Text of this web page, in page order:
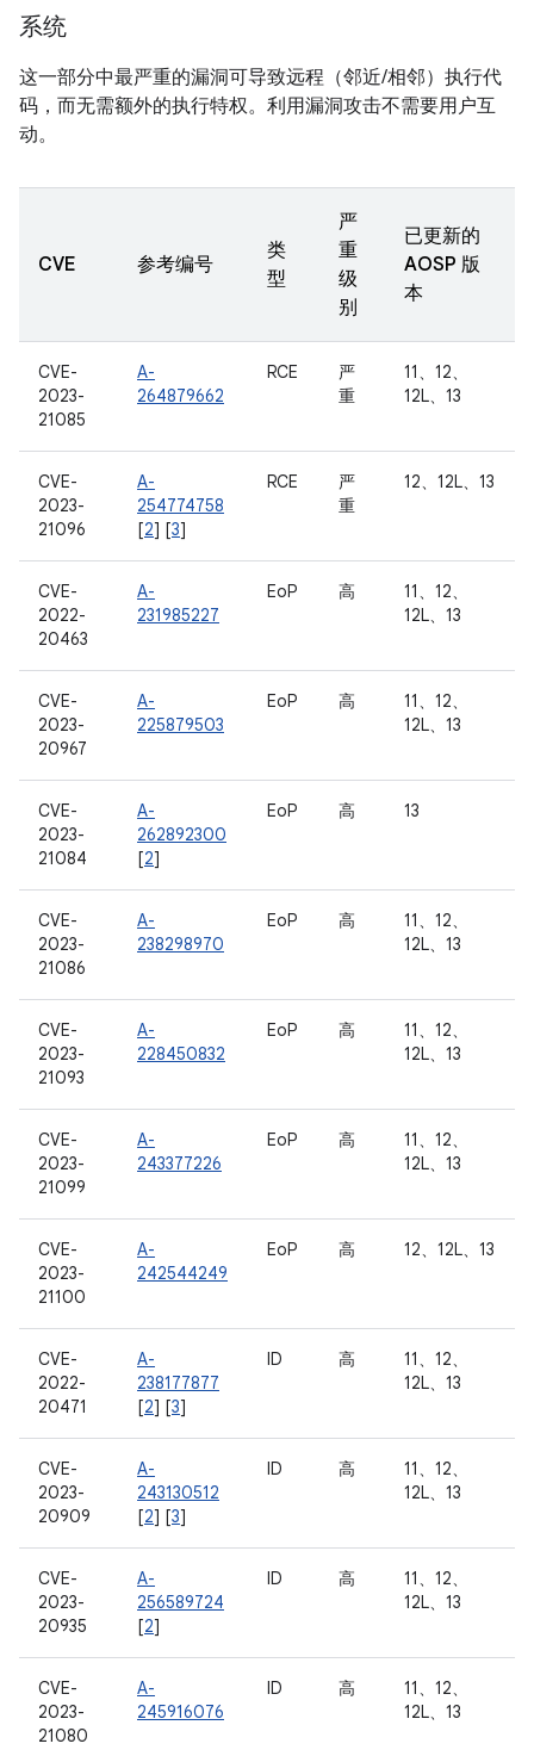
系统
这一部分中最严重的漏洞可导致远程（邻近/相邻）执行代
码，而无需额外的执行特权。利用漏洞攻击不需要用户互
动。
CVE 参考编号
类
型
严
重
级
别
已更新的
AOSP 版
本
CVE-
2023-
21085
A-
264879662
RCE
严
重
11、12、
12L、13
CVE-
2023-
21096
A-
254774758
[2] [3]
RCE
严
重
12、12L、13
CVE-
2022-
20463
A-
231985227
EoP 高
11、12、
12L、13
CVE-
2023-
20967
A-
225879503
EoP 高
11、12、
12L、13
CVE-
2023-
21084
A-
262892300
[2]
EoP 高 13
CVE-
2023-
21086
A-
238298970
EoP 高
11、12、
12L、13
CVE-
2023-
21093
A-
228450832
EoP 高
11、12、
12L、13
CVE-
2023-
21099
A-
243377226
EoP 高
11、12、
12L、13
CVE-
2023-
21100
A-
242544249
EoP 高 12、12L、13
CVE-
2022-
20471
A-
238177877
[2] [3]
ID 高
11、12、
12L、13
CVE-
2023-
20909
A-
243130512
[2] [3]
ID 高
11、12、
12L、13
CVE-
2023-
20935
A-
256589724
[2]
ID 高
11、12、
12L、13
CVE-
2023-
21080
A-
245916076
ID 高
11、12、
12L、13